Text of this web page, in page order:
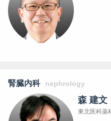
腎臓内科 nephrology
森 建文
東北医科薬